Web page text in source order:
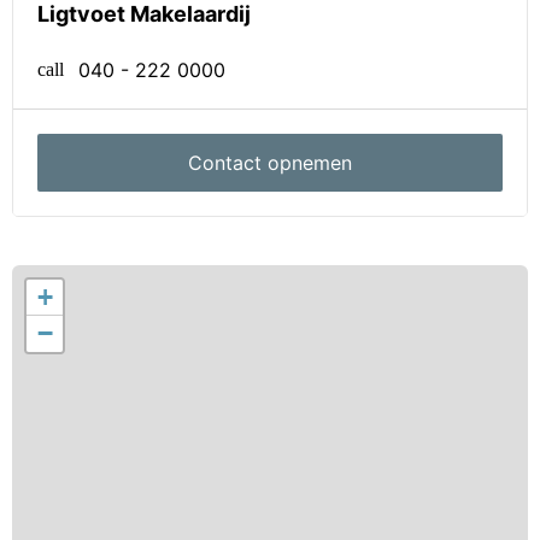
- Gezien de diversiteit aan woningtypes is de Jan van
oud
berging in de tuin
- De 4 woningen beschikken over een eigen
achterom die uitkomt in de Michiel de Ruyterstraat.
- Woning wordt opgeleverd zonder keuken
- Tuin gelegen op het zuiden
- Woning wordt voorzien van 8 zonnepanelen
- Woning is geheel gasloos
- Iedere woning heeft parkeerkeergelegenheid op
Ligtvoet Makelaardij
call 040 - 222 0000
Contact opnemen
+
−